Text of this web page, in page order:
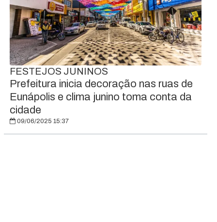
FESTEJOS JUNINOS
Prefeitura inicia decoração nas ruas de
Eunápolis e clima junino toma conta da
cidade
09/06/2025 15:37